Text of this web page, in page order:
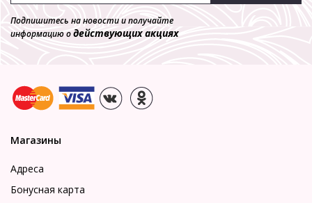
Подпишитесь на новости и получайте
информацию одействующих акциях
Магазины
Адреса
Бонусная карта